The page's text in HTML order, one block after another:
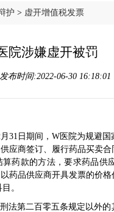
护 > 虚开增值税发票
院涉嫌虚开被罚
布时间:2022-06-30
日期间，W医院为规避
应商签订、履行药品买卖
药款的方法，要求药品
药品供应商开具发票的价
。
刑法第二百零五条规定以外